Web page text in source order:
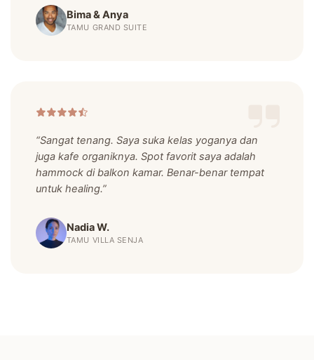
Bima & Anya
TAMU GRAND SUITE
“Sangat tenang. Saya suka kelas yoganya dan
juga kafe organiknya. Spot favorit saya adalah
hammock di balkon kamar. Benar-benar tempat
untuk healing.”
Nadia W.
TAMU VILLA SENJA